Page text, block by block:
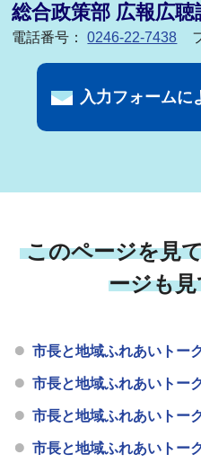
総合政策部 広報広聴
電話番号：0246-22-7438
入力フォームに
このページを見
ージも
市長と地域ふれあいトー
市長と地域ふれあいトー
市長と地域ふれあいトー
市長と地域ふれあいトー